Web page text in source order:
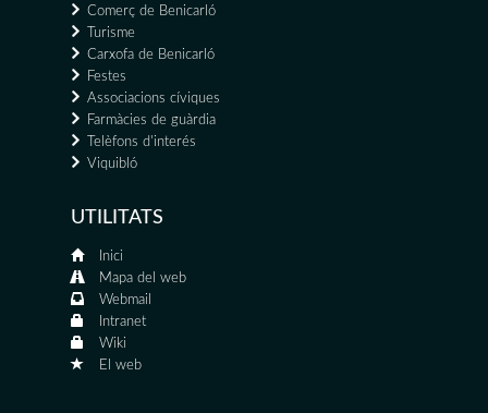
Comerç de Benicarló
Turisme
Carxofa de Benicarló
Festes
Associacions cíviques
Farmàcies de guàrdia
Telèfons d'interés
Viquibló
UTILITATS
Inici
Mapa del web
Webmail
Intranet
Wiki
El web